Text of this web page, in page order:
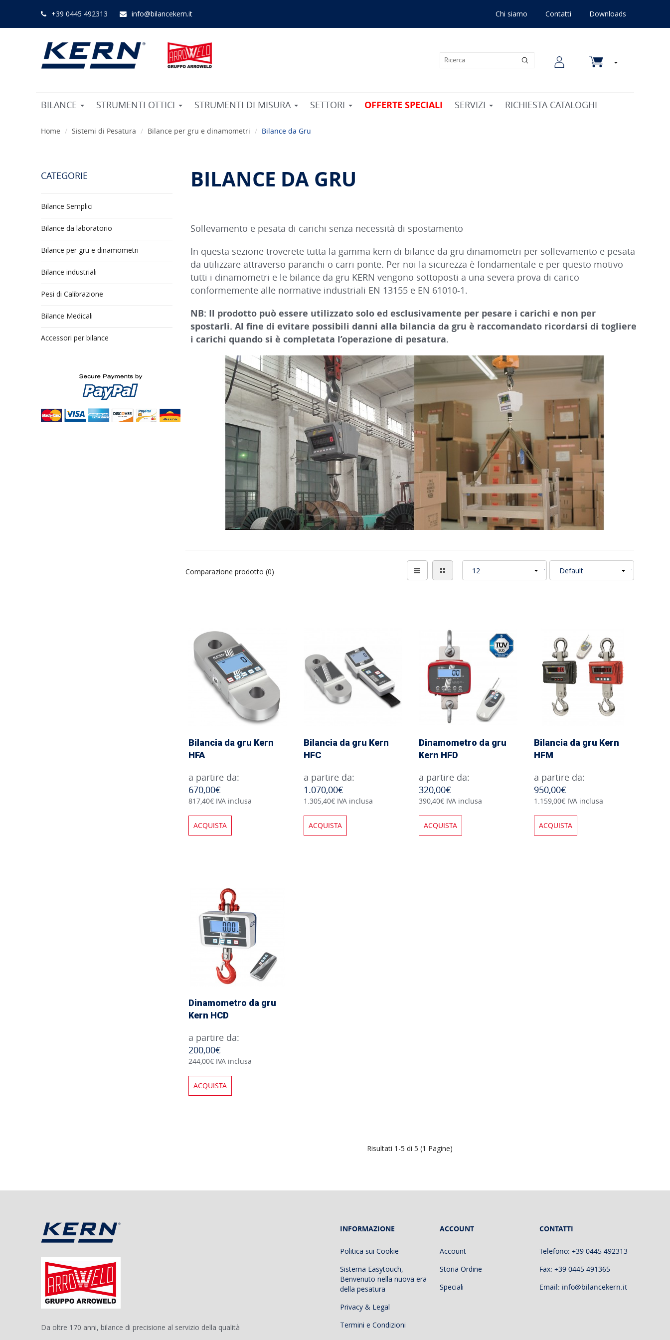
+39 0445 492313 info@bilancekern.it Chi siamo Contatti Downloads
BILANCE STRUMENTI OTTICI STRUMENTI DI MISURA SETTORI OFFERTE SPECIALI SERVIZI RICHIESTA CATALOGHI
Home Sistemi di Pesatura Bilance per gru e dinamometri Bilance da Gru
CATEGORIE
Bilance Semplici
Bilance da laboratorio
Bilance per gru e dinamometri
Bilance industriali
Pesi di Calibrazione
Bilance Medicali
Accessori per bilance
BILANCE DA GRU
Sollevamento e pesata di carichi senza necessità di spostamento
In questa sezione troverete tutta la gamma kern di bilance da gru dinamometri per sollevamento e pesata
da utilizzare attraverso paranchi o carri ponte. Per noi la sicurezza è fondamentale e per questo motivo
tutti i dinamometri e le bilance da gru KERN vengono sottoposti a una severa prova di carico
conformemente alle normative industriali EN 13155 e EN 61010-1.
NB: Il prodotto può essere utilizzato solo ed esclusivamente per pesare i carichi e non per
spostarli. Al fine di evitare possibili danni alla bilancia da gru è raccomandato ricordarsi di togliere
i carichi quando si è completata l’operazione di pesatura.
Comparazione prodotto (0)
Bilancia da gru Kern
HFA
a partire da:
670,00€
817,40€ IVA inclusa
ACQUISTA
Bilancia da gru Kern
HFC
a partire da:
1.070,00€
1.305,40€ IVA inclusa
ACQUISTA
Dinamometro da gru
Kern HFD
a partire da:
320,00€
390,40€ IVA inclusa
ACQUISTA
Bilancia da gru Kern
HFM
a partire da:
950,00€
1.159,00€ IVA inclusa
ACQUISTA
Dinamometro da gru
Kern HCD
a partire da:
200,00€
244,00€ IVA inclusa
ACQUISTA
Risultati 1-5 di 5 (1 Pagine)
Da oltre 170 anni, bilance di precisione al servizio della qualità
INFORMAZIONE
Politica sui Cookie
Sistema Easytouch,
Benvenuto nella nuova era
della pesatura
Privacy & Legal
Termini e Condizioni
ACCOUNT
Account
Storia Ordine
Speciali
CONTATTI
Telefono: +39 0445 492313
Fax: +39 0445 491365
Email: info@bilancekern.it